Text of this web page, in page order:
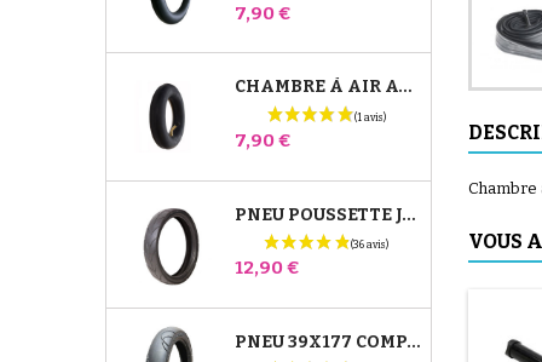
Prix
7,90 €
CHAMBRE À AIR AVANT POUSSETTE BUGABOO DONKEY
Prix
7,90 €
PNEU POUSSETTE JANÉ SLALOM PRO ET POWERTWIN
Prix
12,90 €
PNEU 39X177 COMPATIBLE POUSSETTE BUGABOO DONKEY - POUR ROUE AVANT
Chambre
VOUS